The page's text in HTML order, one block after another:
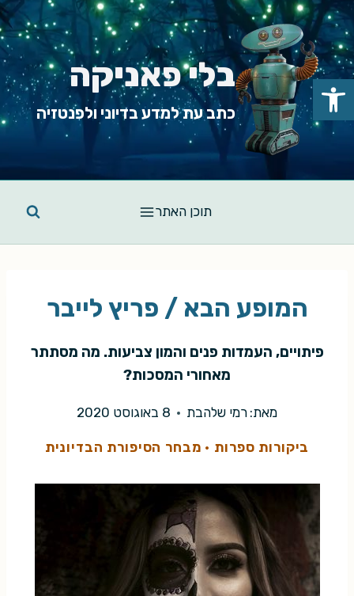
Skip
to
content
בלי פאניקה
כתב עת למדע בדיוני ולפנטזיה
תוכן האתר
המופע הבא / פריץ לייבר
פיתויים, העמדות פנים והמון צביעות. מה מסתתר
מאחורי המסכות?
מאת: רמי שלהבת 8 באוגוסט 2020
ביקורות ספרות · מבחר הסיפורת הבדיונית
פתח סרגל נגישות